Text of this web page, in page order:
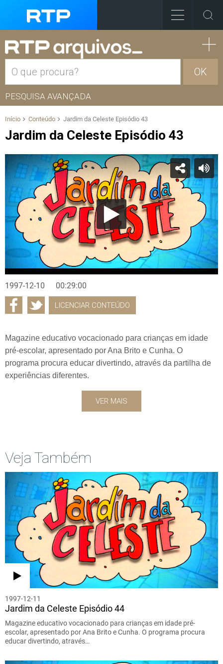
OK
PESQUISA AVANÇADA
Início Conteúdo Jardim da Celeste Episódio 43
Jardim da Celeste Episódio 43
1997-12-10 00:29:00
LICENCIAR CONTEÚDO
Magazine educativo vocacionado para crianças em idade
pré-escolar, apresentado por Ana Brito e Cunha. O
programa procura educar divertindo, através da partilha de
experiências diferentes.
VER MAIS
Veja Também
1997-12-11
Jardim da Celeste Episódio 44
Magazine educativo vocacionado para crianças em idade pré-
escolar, apresentado por Ana Brito e Cunha. O programa procura
educar divertindo, através…